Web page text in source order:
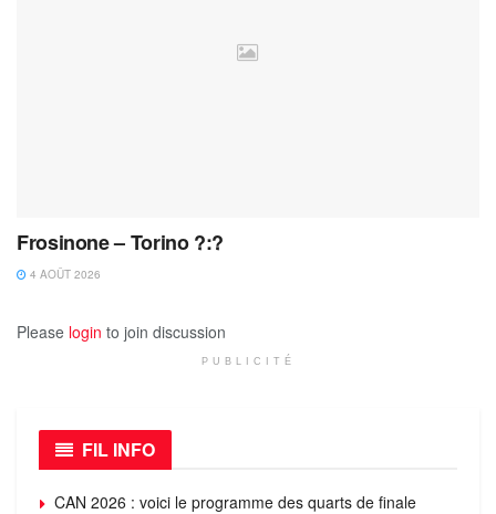
Frosinone – Torino ?:?
4 AOÛT 2026
Please login to join discussion
PUBLICITÉ
FIL INFO
CAN 2026 : voici le programme des quarts de finale